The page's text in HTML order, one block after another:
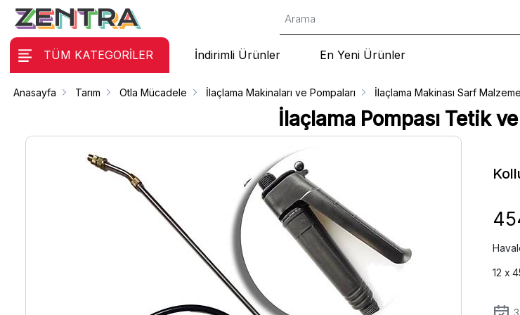
TÜM KATEGORİLER İndirimli Ürünler En Yeni Ürünler
İlaçlama Pompası Tetik
Anasayfa Tarım Otla Mücadele İlaçlama Makinaları ve Pompaları İlaçlama Makinası Sarf